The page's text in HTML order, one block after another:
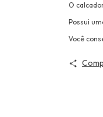
O
Possui
Você